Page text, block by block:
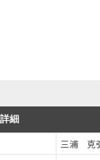
細
三浦 克